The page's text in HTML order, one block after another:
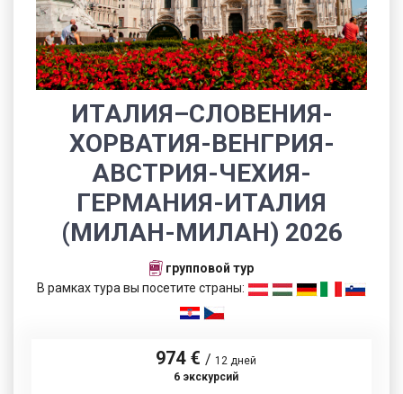
ИТАЛИЯ–СЛОВЕНИЯ-
ХОРВАТИЯ-ВЕНГРИЯ-
АВСТРИЯ-ЧЕХИЯ-
ГЕРМАНИЯ-ИТАЛИЯ
(МИЛАН-МИЛАН) 2026
групповой тур
В рамках тура вы посетите страны:
974 € / 12 дней
6 экскурсий